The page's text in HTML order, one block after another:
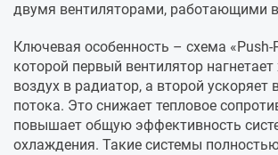
двумя вентиляторами, работающими в
Ключевая особенность – схема «Push-
которой первый вентилятор
воздух в радиатор, а второй ускоряет
потока. Это снижает тепловое
повышает общую эффективность
охлаждения. Такие системы